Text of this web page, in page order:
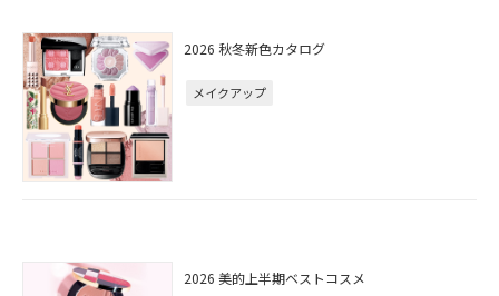
2026 秋冬新色カタログ
メイクアップ
2026 美的上半期ベストコスメ